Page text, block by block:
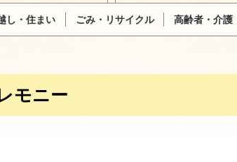
し・住まい ごみ・リサイクル 高齢者・介護
モニー